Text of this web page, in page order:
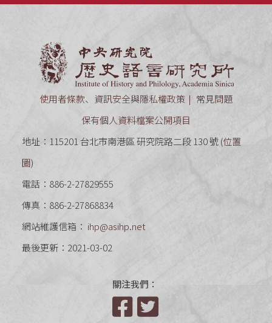
使用者條款、資訊安全與隱私權政策
常見問題
保有個人資料檔案公開項目
地址：115201 台北市南港區 研究院路二段 130 號 (位置
圖)
電話：886-2-27829555
傳真：886-2-27868834
網站維護信箱： ihp@asihp.net
最後更新：2021-03-02
關注我們：
Facebook